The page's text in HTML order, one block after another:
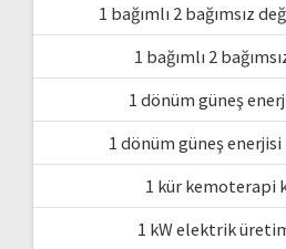
1 bağımlı 2 bağımsız
1 bağımlı 2
1 dönüm güneş
1 dönüm güneş
1 kür kemoterapi
1 kW elektrik